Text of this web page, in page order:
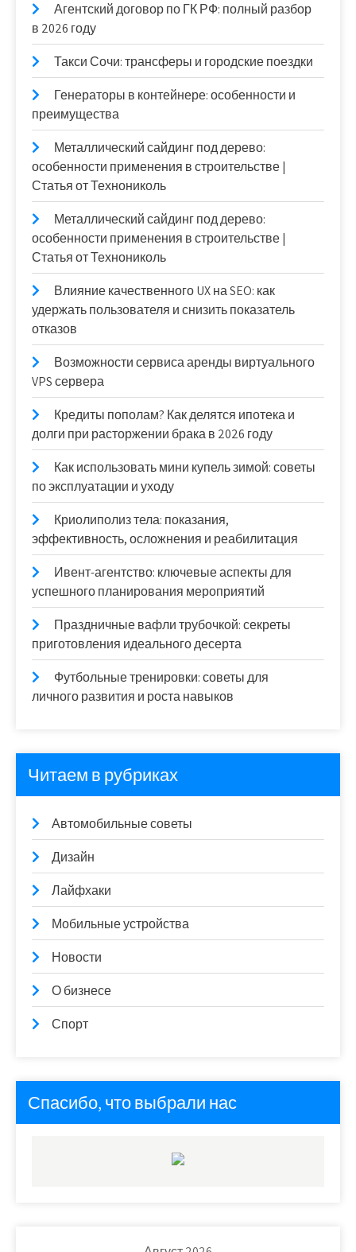
Агентский договор по ГК РФ: полный разбор
в 2026 году
Такси Сочи: трансферы и городские поездки
Генераторы в контейнере: особенности и
преимущества
Металлический сайдинг под дерево:
особенности применения в строительстве |
Статья от Технониколь
Металлический сайдинг под дерево:
особенности применения в строительстве |
Статья от Технониколь
Влияние качественного UX на SEO: как
удержать пользователя и снизить показатель
отказов
Возможности сервиса аренды виртуального
VPS сервера
Кредиты пополам? Как делятся ипотека и
долги при расторжении брака в 2026 году
Как использовать мини купель зимой: советы
по эксплуатации и уходу
Криолиполиз тела: показания,
эффективность, осложнения и реабилитация
Ивент-агентство: ключевые аспекты для
успешного планирования мероприятий
Праздничные вафли трубочкой: секреты
приготовления идеального десерта
Футбольные тренировки: советы для
личного развития и роста навыков
Читаем в рубриках
Автомобильные советы
Дизайн
Лайфхаки
Мобильные устройства
Новости
О бизнесе
Спорт
Спасибо, что выбрали нас